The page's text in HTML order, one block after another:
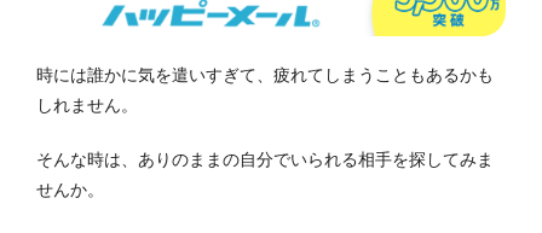
時には誰かに気を遣いすぎて、疲れてしまうこともあるかも
しれません。
そんな時は、ありのままの自分でいられる相手を探してみま
せんか。